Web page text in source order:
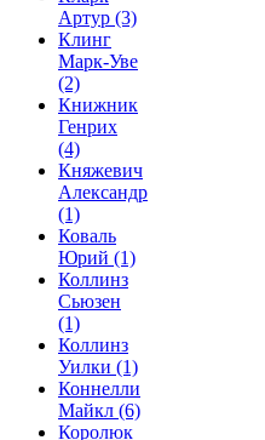
Артур (3)
Клинг
Марк-Уве
(2)
Книжник
Генрих
(4)
Княжевич
Александр
(1)
Коваль
Юрий (1)
Коллинз
Сьюзен
(1)
Коллинз
Уилки (1)
Коннелли
Майкл (6)
Королюк